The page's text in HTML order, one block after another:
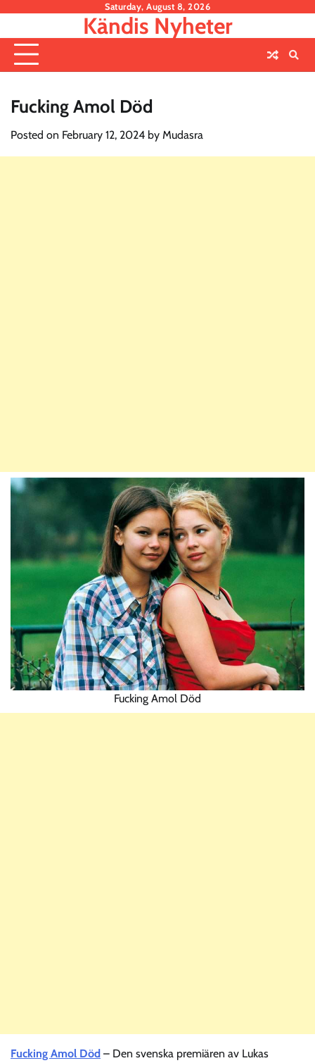
content
Saturday, August 8, 2026
Kändis Nyheter
Fucking Amol Död
Posted on February 12, 2024 by Mudasra
Fucking Amol Död
Fucking Amol Död – Den svenska premiären av Lukas